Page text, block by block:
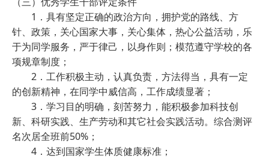
1．具有坚定正确的政治方向，拥护党的路线、方
针、政策，关心国家大事，关心集体，热心公益活动，乐
于为同学服务，严于律己，以身作则；模范遵守学校的各
项规章制度；
2．工作积极主动，认真负责，方法得当，具有一定
的创新精神，在同学中威信高，工作成绩显著；
3．学习目的明确，刻苦努力，能积极参加科技创
新、科研实践、生产劳动和其它社会实践活动。综合测评
名次居全班前50%；
4．达到国家学生体质健康标准；